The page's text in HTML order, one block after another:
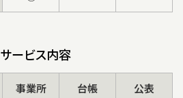
サービス内容
事業所 台帳 公表